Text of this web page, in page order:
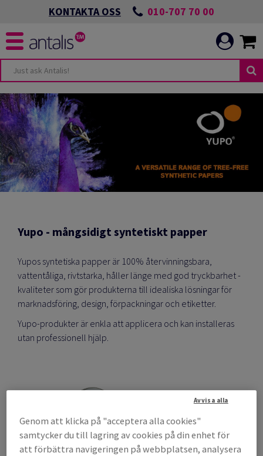
KONTAKTA OSS 010-707 70 00
Yupo - mångsidigt syntetiskt papper
Yupos syntetiska papper är 100% återvinningsbara,
vattentåliga, rivtstarka, håller länge med god tryckbarhet -
kvaliteter som gör produkterna till idealiska lösningar för
marknadsföring, design, förpackningar och etiketter.
Yupo-produkter är enkla att applicera och kan installeras
utan professionell hjälp.
Genom att klicka på "acceptera alla cookies"
samtycker du till lagring av cookies på din enhet för
att förbättra navigeringen på webbplatsen, analysera
Avvisa alla